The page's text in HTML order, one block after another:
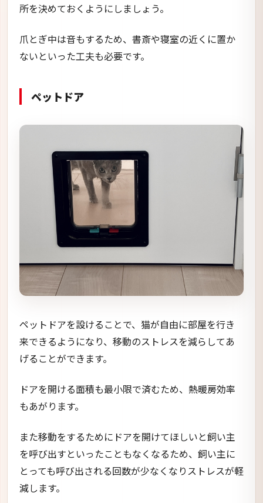
所を決めておくようにしましょう。
爪とぎ中は音もするため、書斎や寝室の近くに置か
ないといった工夫も必要です。
ペットドア
ペットドアを設けることで、猫が自由に部屋を行き
来できるようになり、移動のストレスを減らしてあ
げることができます。
ドアを開ける面積も最小限で済むため、熱暖房効率
もあがります。
また移動をするためにドアを開けてほしいと飼い主
を呼び出すといったこともなくなるため、飼い主に
とっても呼び出される回数が少なくなりストレスが軽
減します。